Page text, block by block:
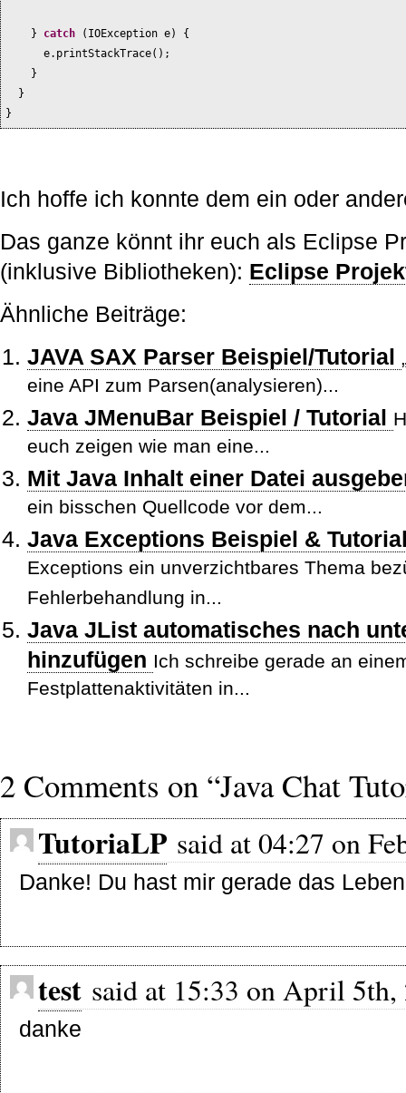
} catch ( IOException e) {
e.printStackTrace() ;
}
}
}
Ich hoffe ich konnte dem ein oder
Das ganze könnt ihr euch als Eclipse
(inklusive Bibliotheken): Eclipse
Ähnliche Beiträge:
JAVA SAX Parser Beispiel/Tutorial
eine API zum Parsen(analysieren)...
Java JMenuBar Beispiel / Tutorial
euch zeigen wie man eine...
Mit Java Inhalt einer Datei
ein bisschen Quellcode vor dem...
Java Exceptions Beispiel &
Exceptions ein unverzichtbares Thema
Fehlerbehandlung in...
Java JList automatisches nach
hinzufügen Ich schreibe gerade an
Festplattenaktivitäten in...
2 Comments on “Java Chat
TutoriaLP said at 04:27 on
Danke! Du hast mir gerade das
test said at 15:33 on April 5th,
danke